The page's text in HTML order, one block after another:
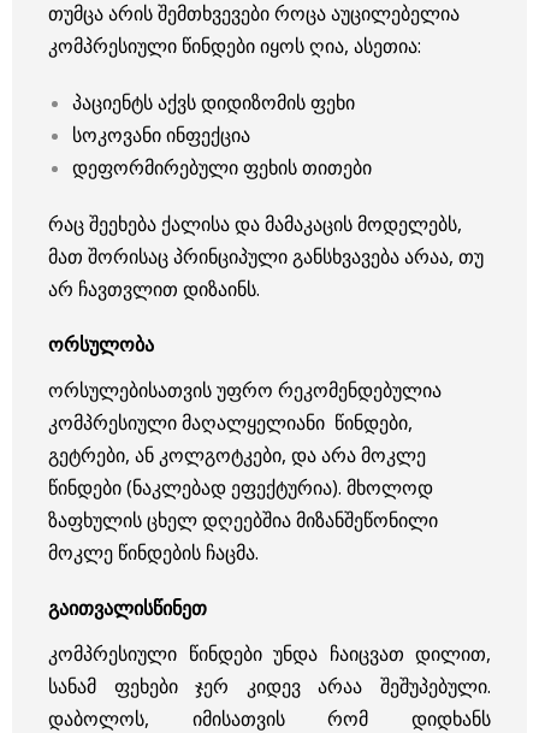
თუმცა არის შემთხვევები როცა აუცილებელია
კომპრესიული წინდები იყოს ღია, ასეთია:
პაციენტს აქვს დიდიზომის ფეხი
სოკოვანი ინფექცია
დეფორმირებული ფეხის თითები
რაც შეეხება ქალისა და მამაკაცის მოდელებს,
მათ შორისაც პრინციპული განსხვავება არაა, თუ
არ ჩავთვლით დიზაინს.
ორსულობა
ორსულებისათვის უფრო რეკომენდებულია
კომპრესიული მაღალყელიანი წინდები,
გეტრები, ან კოლგოტკები, და არა მოკლე
წინდები (ნაკლებად ეფექტურია). მხოლოდ
ზაფხულის ცხელ დღეებშია მიზანშეწონილი
მოკლე წინდების ჩაცმა.
გაითვალისწინეთ
კომპრესიული წინდები უნდა ჩაიცვათ დილით,
სანამ ფეხები ჯერ კიდევ არაა შეშუპებული.
დაბოლოს, იმისათვის რომ დიდხანს